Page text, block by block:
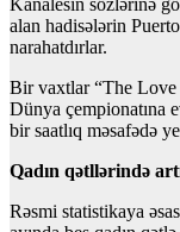
Kanalesin sözlərinə
alan hadisələrin
narahatdırlar.
Bir vaxtlar “The Love
Dünya çempionatına
bir saatlıq məsafədə
Qadın qətllərində
Rəsmi statistikaya